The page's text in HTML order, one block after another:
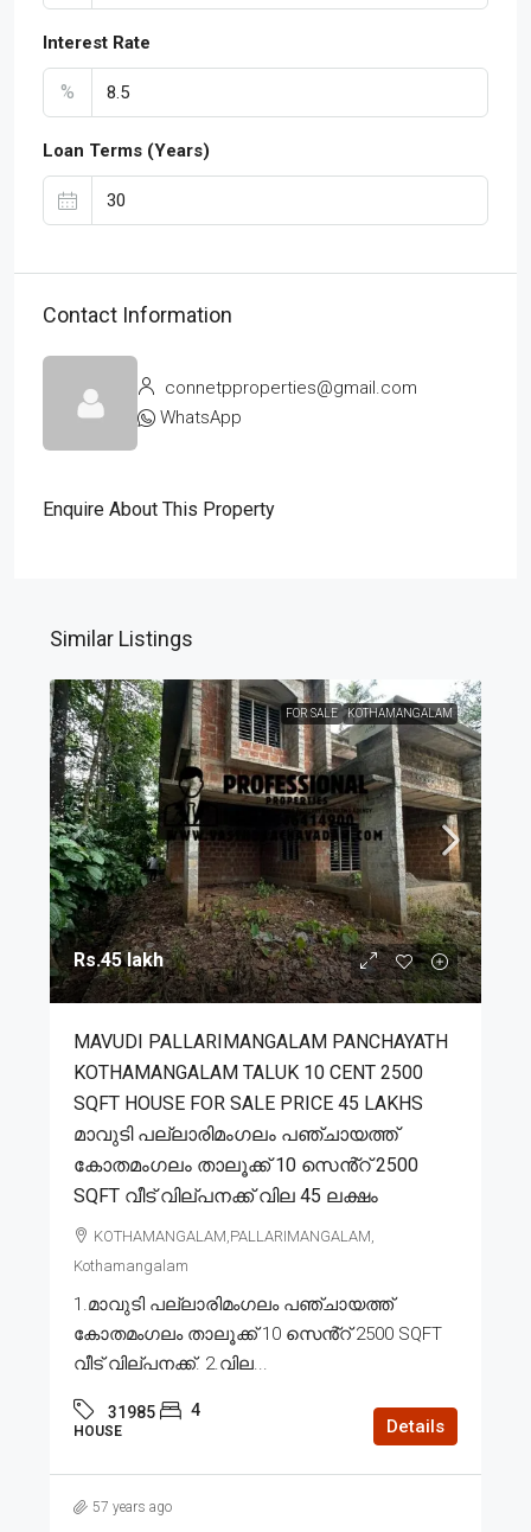
Interest Rate
%
Loan Terms (Years)
Contact Information
connetpproperties@gmail.com
WhatsApp
Enquire About This Property
Similar Listings
FOR SALE KOTHAMANGALAM
Rs.45 lakh
MAVUDI PALLARIMANGALAM PANCHAYATH
KOTHAMANGALAM TALUK 10 CENT 2500
SQFT HOUSE FOR SALE PRICE 45 LAKHS
മാവുടി പല്ലാരിമംഗലം പഞ്ചായത്ത്
കോതമംഗലം താലൂക്ക് 10 സെൻ്റ് 2500
SQFT വീട് വില്പനക്ക് വില 45 ലക്ഷം
KOTHAMANGALAM,PALLARIMANGALAM,
Kothamangalam
1.മാവുടി പല്ലാരിമംഗലം പഞ്ചായത്ത്
കോതമംഗലം താലൂക്ക് 10 സെൻ്റ് 2500 SQFT
വീട് വില്പനക്ക്. 2.വില...
31985 4
HOUSE Details
57 years ago